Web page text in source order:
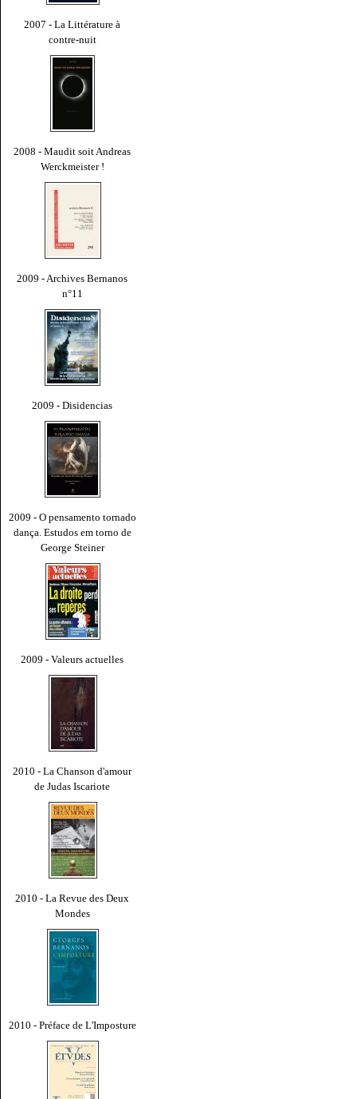
2007 - La Littérature à
contre-nuit
2008 - Maudit soit Andreas
Werckmeister !
2009 - Archives Bernanos
n°11
2009 - Disidencias
2009 - O pensamento tornado
dança. Estudos em torno de
George Steiner
2009 - Valeurs actuelles
2010 - La Chanson d'amour
de Judas Iscariote
2010 - La Revue des Deux
Mondes
2010 - Préface de L'Imposture